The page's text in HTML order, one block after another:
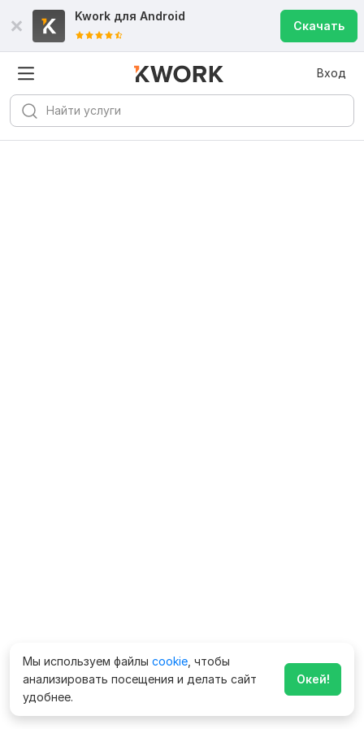
Kwork для Android
Скачать
Вход
Мы используем файлы cookie , чтобы
анализировать посещения и делать сайт
удобнее.
Окей!